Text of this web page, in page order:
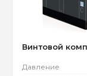
Винтовой
Давление